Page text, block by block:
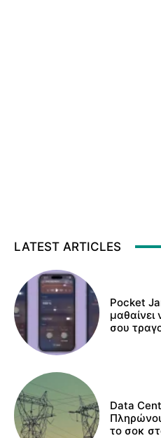
LATEST ARTICLES
Pocket
μαθαίνει
σου
Data
το σοκ